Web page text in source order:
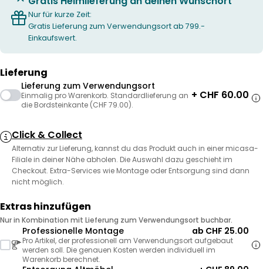
Nur für kurze Zeit:
Gratis Lieferung zum Verwendungsort ab 799.-
Einkaufswert.
Lieferung
Lieferung zum Verwendungsort
Einmalig pro Warenkorb. Standardlieferung an
die Bordsteinkante (CHF 79.00).
+ CHF 60.00
Click & Collect
Alternativ zur Lieferung, kannst du das Produkt auch in einer micasa-
Filiale in deiner Nähe abholen. Die Auswahl dazu geschieht im
Checkout. Extra-Services wie Montage oder Entsorgung sind dann
nicht möglich.
Extras hinzufügen
Nur in Kombination mit Lieferung zum Verwendungsort buchbar.
Professionelle Montage ab CHF 25.00
Pro Artikel, der professionell am Verwendungsort aufgebaut
werden soll. Die genauen Kosten werden individuell im
Warenkorb berechnet.